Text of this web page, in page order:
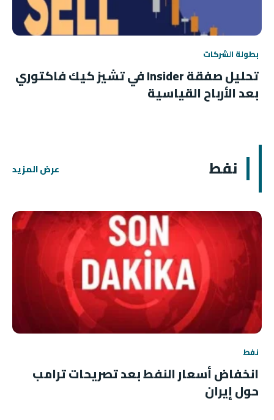
بطولة الشركات
تحليل صفقة Insider في تشيز كيك فاكتوري
بعد الأرباح القياسية
نفط عرض المزيد
نفط
انخفاض أسعار النفط بعد تصريحات ترامب
حول إيران